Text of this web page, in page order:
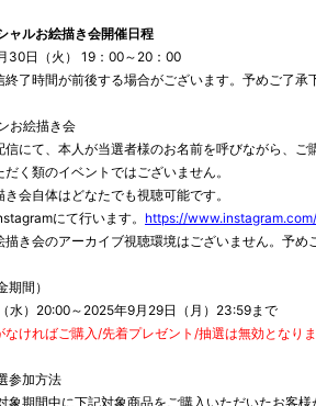
ャルお絵描き会開催日程
30日（火） 19：00～20：00
了時間が前後する場合がございます。予めご了承
お絵描き会
にて、本人が当選者様のお名前を呼びながら、
く類のイベントではございません。
会自体はどなたでも視聴可能です。
にて行います。 https://
き会のアーカイブ視聴環境はございません。予め
間）
水）20:00～2025年9月29日（月）23:59まで
ければご購入/先着プレゼント/抽選は無効となりま
参加方法
象期間中に下記対象商品をご購入いただいたお客様